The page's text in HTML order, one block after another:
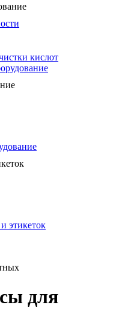
кислот
этикеток
для